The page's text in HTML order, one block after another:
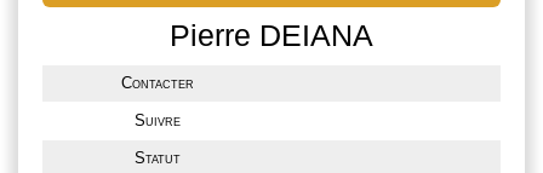
Pierre DEIANA
Contacter
Suivre
Statut